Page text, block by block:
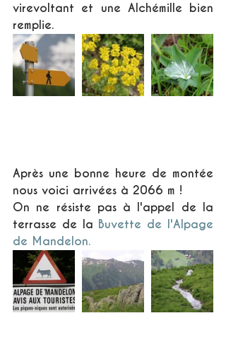
virevoltant et une Alchémille bien
remplie.
Après une bonne heure de montée
nous voici arrivées à 2066 m !
On ne résiste pas à l'appel de la
terrasse de la Buvette de l'Alpage
de Mandelon.